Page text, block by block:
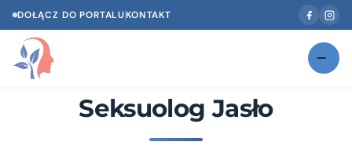
DOŁĄCZ DO PORTALUKONTAKT
Znajdź swojego specjalistę NOWOŚĆ
Seksuolog Jasło